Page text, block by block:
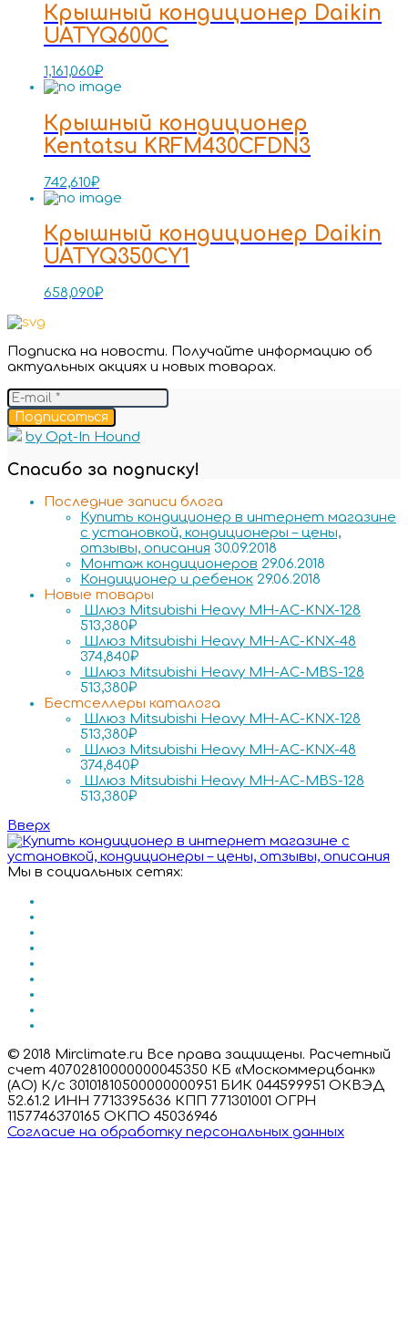
Крышный кондиционер Daikin
UATYQ600C
1,161,060₽
Крышный кондиционер
Kentatsu KRFM430CFDN3
742,610₽
Крышный кондиционер Daikin
UATYQ350CY1
658,090₽
Подписка на новости. Получайте информацию об
актуальных акциях и новых товарах.
Подписаться
by Opt-In Hound
Спасибо за подписку!
Последние записи блога
Купить кондиционер в интернет магазине
с установкой, кондиционеры – цены,
отзывы, описания 30.09.2018
Монтаж кондиционеров 29.06.2018
Кондиционер и ребенок 29.06.2018
Новые товары
Шлюз Mitsubishi Heavy MH-AC-KNX-128
513,380₽
Шлюз Mitsubishi Heavy MH-AC-KNX-48
374,840₽
Шлюз Mitsubishi Heavy MH-AC-MBS-128
513,380₽
Бестселлеры каталога
Шлюз Mitsubishi Heavy MH-AC-KNX-128
513,380₽
Шлюз Mitsubishi Heavy MH-AC-KNX-48
374,840₽
Шлюз Mitsubishi Heavy MH-AC-MBS-128
513,380₽
Вверх
Мы в социальных сетях:
© 2018 Mirclimate.ru Все права защищены. Расчетный
счет 40702810000000045350 КБ «Москоммерцбанк»
(АО) К/с 30101810500000000951 БИК 044599951 ОКВЭД
52.61.2 ИНН 7713395636 КПП 771301001 ОГРН
1157746370165 ОКПО 45036946
Согласие на обработку персональных данных